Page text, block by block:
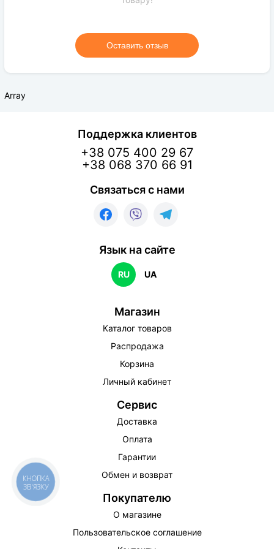
Оставить отзыв
Array
Поддержка клиентов
+38 075 400 29 67
+38 068 370 66 91
Связаться с нами
Язык на сайте
RU UA
Магазин
Каталог товаров
Распродажа
Корзина
Личный кабинет
Сервис
Доставка
Оплата
Гарантии
Обмен и возврат
Покупателю
О магазине
Пользовательское соглашение
КНОПКА
ЗВ'ЯЗКУ